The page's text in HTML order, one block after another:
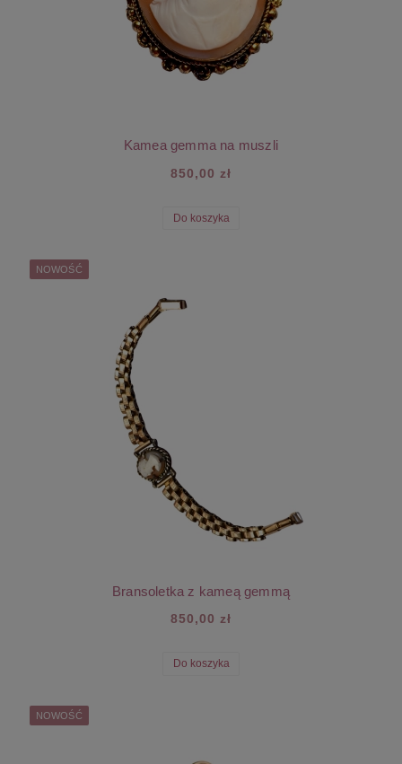
Kamea gemma na muszli
850,00 zł
Do koszyka
Bransoletka z kameą gemmą
850,00 zł
Do koszyka
NOWOŚĆ
NOWOŚĆ